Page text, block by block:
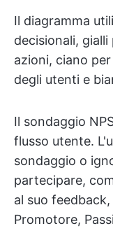
Il diagramma
decisionali,
azioni, ciano
degli utenti e
Il sondaggio
flusso utente.
sondaggio o
partecipare,
al suo
Promotore,